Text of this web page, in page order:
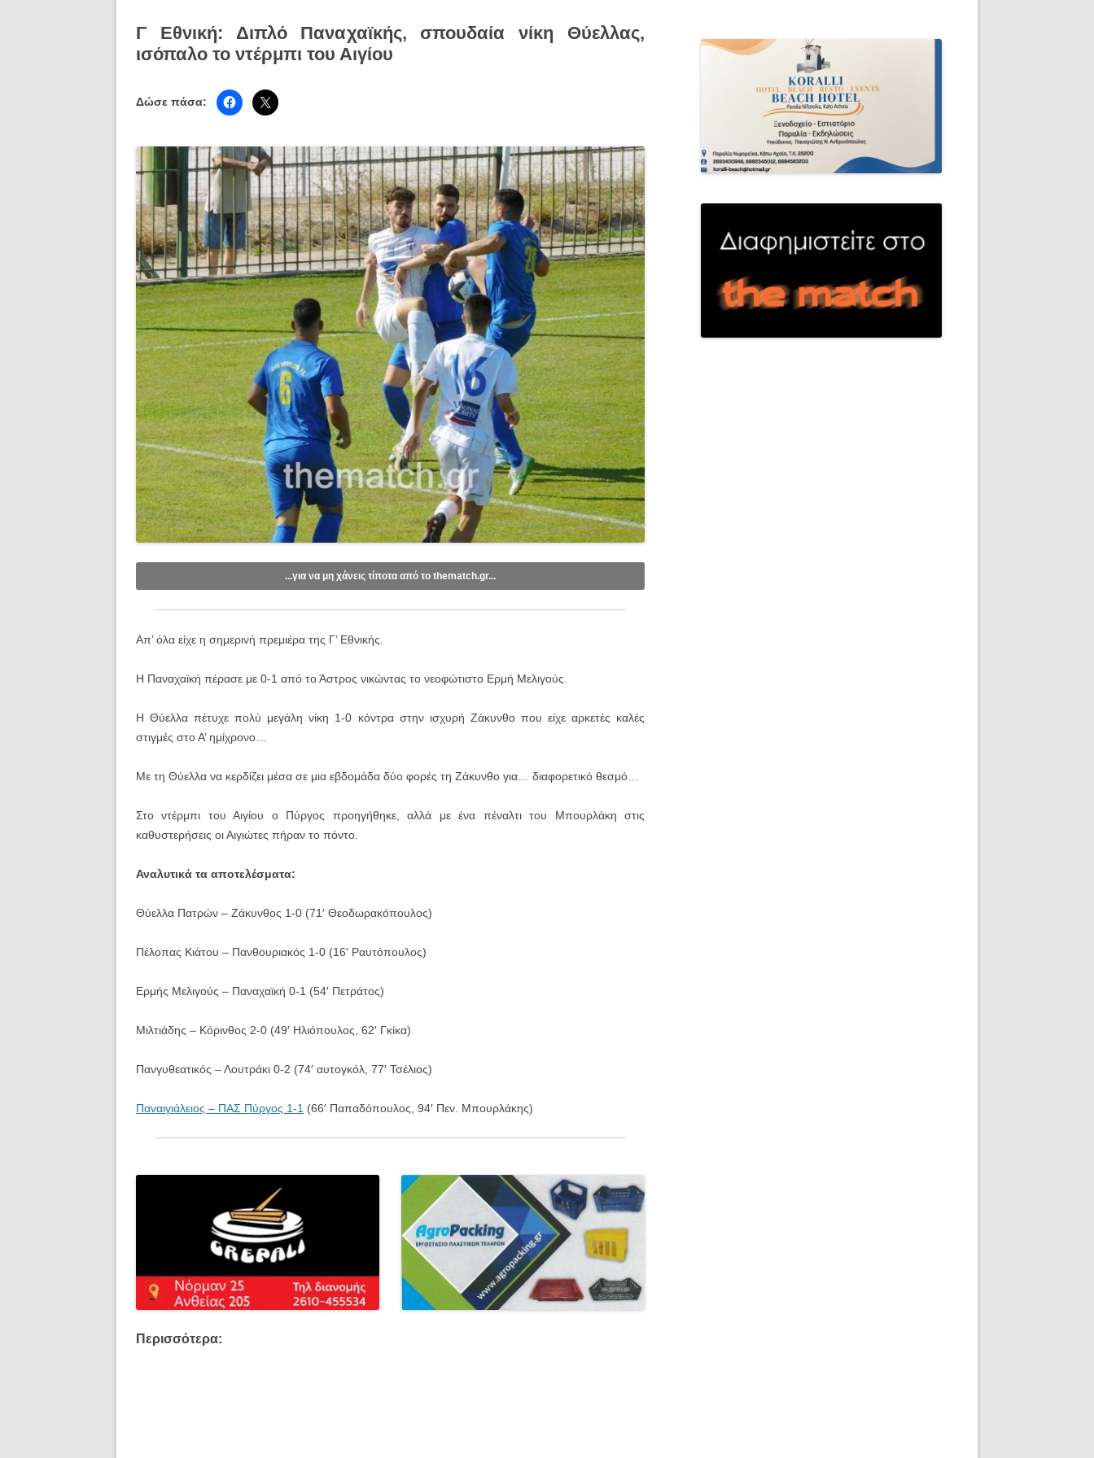
Γ Εθνική: Διπλό Παναχαϊκής, σπουδαία νίκη Θύελλας,
ισόπαλο το ντέρμπι του Αιγίου
Δώσε πάσα:
...για να μη χάνεις τίποτα από το thematch.gr...
Εγγραφείτε στο κανάλι μας στο Youtube
Απ’ όλα είχε η σημερινή πρεμιέρα της Γ’ Εθνικής.
Η Παναχαϊκή πέρασε με 0-1 από το Άστρος νικώντας το νεοφώτιστο Ερμή Μελιγούς.
Η Θύελλα πέτυχε πολύ μεγάλη νίκη 1-0 κόντρα στην ισχυρή Ζάκυνθο που είχε αρκετές καλές
στιγμές στο Α’ ημίχρονο…
Με τη Θύελλα να κερδίζει μέσα σε μια εβδομάδα δύο φορές τη Ζάκυνθο για… διαφορετικό θεσμό…
Στο ντέρμπι του Αιγίου ο Πύργος προηγήθηκε, αλλά με ένα πέναλτι του Μπουρλάκη στις
καθυστερήσεις οι Αιγιώτες πήραν το πόντο.
Αναλυτικά τα αποτελέσματα:
Θύελλα Πατρών – Ζάκυνθος 1-0 (71′ Θεοδωρακόπουλος)
Πέλοπας Κιάτου – Πανθουριακός 1-0 (16′ Ραυτόπουλος)
Ερμής Μελιγούς – Παναχαϊκή 0-1 (54′ Πετράτος)
Μιλτιάδης – Κόρινθος 2-0 (49′ Ηλιόπουλος, 62′ Γκίκα)
Πανγυθεατικός – Λουτράκι 0-2 (74′ αυτογκόλ, 77′ Τσέλιος)
Παναιγιάλειος – ΠΑΣ Πύργος 1-1 (66′ Παπαδόπουλος, 94′ Πεν. Μπουρλάκης)
Περισσότερα: